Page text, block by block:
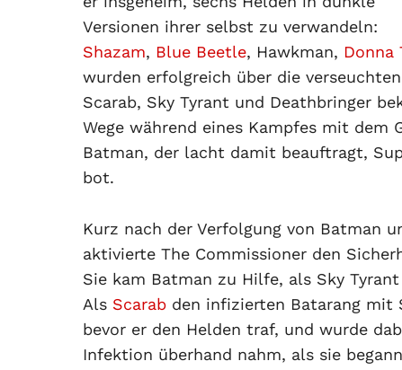
Versionen ihrer selbst zu verwandeln:
Shazam, Blue Beetle, Hawkman, Donna
wurden erfolgreich über die
Scarab, Sky Tyrant und Deathbringer
Wege während eines Kampfes mit
Batman, der lacht damit beauftragt,
bot.
Kurz nach der Verfolgung von Batman
aktivierte The Commissioner den
Sie kam Batman zu Hilfe, als Sky
Als Scarab den infizierten Batarang mit
bevor er den Helden traf, und wurde
Infektion überhand nahm, als sie